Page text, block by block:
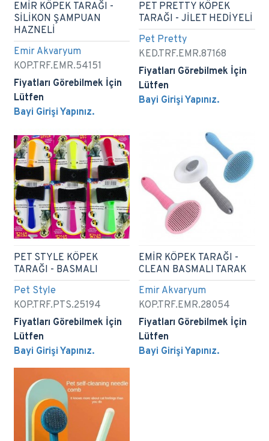
Emir Akvaryum
KOP.TRF.EMR.54151
EMİR KÖPEK TARAĞI -
SİLİKON ŞAMPUAN
HAZNELİ
Fiyatları Görebilmek İçin
Lütfen
Bayi Girişi Yapınız.
Pet Pretty
KED.TRF.EMR.87168
PET PRETTY KÖPEK
TARAĞI - JİLET HEDİYELİ
Fiyatları Görebilmek İçin
Lütfen
Bayi Girişi Yapınız.
Pet Style
KOP.TRF.PTS.25194
PET STYLE KÖPEK
TARAĞI - BASMALI
Fiyatları Görebilmek İçin
Lütfen
Bayi Girişi Yapınız.
Emir Akvaryum
KOP.TRF.EMR.28054
EMİR KÖPEK TARAĞI -
CLEAN BASMALI TARAK
Fiyatları Görebilmek İçin
Lütfen
Bayi Girişi Yapınız.